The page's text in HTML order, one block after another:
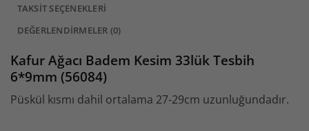
TAKSIT SEÇENEKLERI
DEĞERLENDIRMELER (0)
Kafur Ağacı Badem Kesim 33lük Tesbih
6*9mm (56084)
Püskül kısmı dahil ortalama 27-29cm uzunluğundadır.